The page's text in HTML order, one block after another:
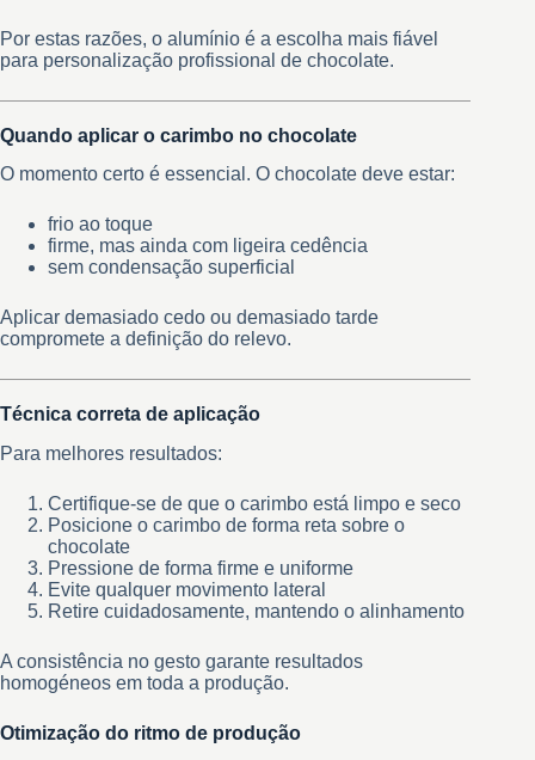
Por estas razões, o alumínio é a escolha mais fiável
para personalização profissional de chocolate.
Quando aplicar o carimbo no chocolate
O momento certo é essencial. O chocolate deve estar:
frio ao toque
firme, mas ainda com ligeira cedência
sem condensação superficial
Aplicar demasiado cedo ou demasiado tarde
compromete a definição do relevo.
Técnica correta de aplicação
Para melhores resultados:
Certifique-se de que o carimbo está limpo e seco
Posicione o carimbo de forma reta sobre o
chocolate
Pressione de forma firme e uniforme
Evite qualquer movimento lateral
Retire cuidadosamente, mantendo o alinhamento
A consistência no gesto garante resultados
homogéneos em toda a produção.
Otimização do ritmo de produção